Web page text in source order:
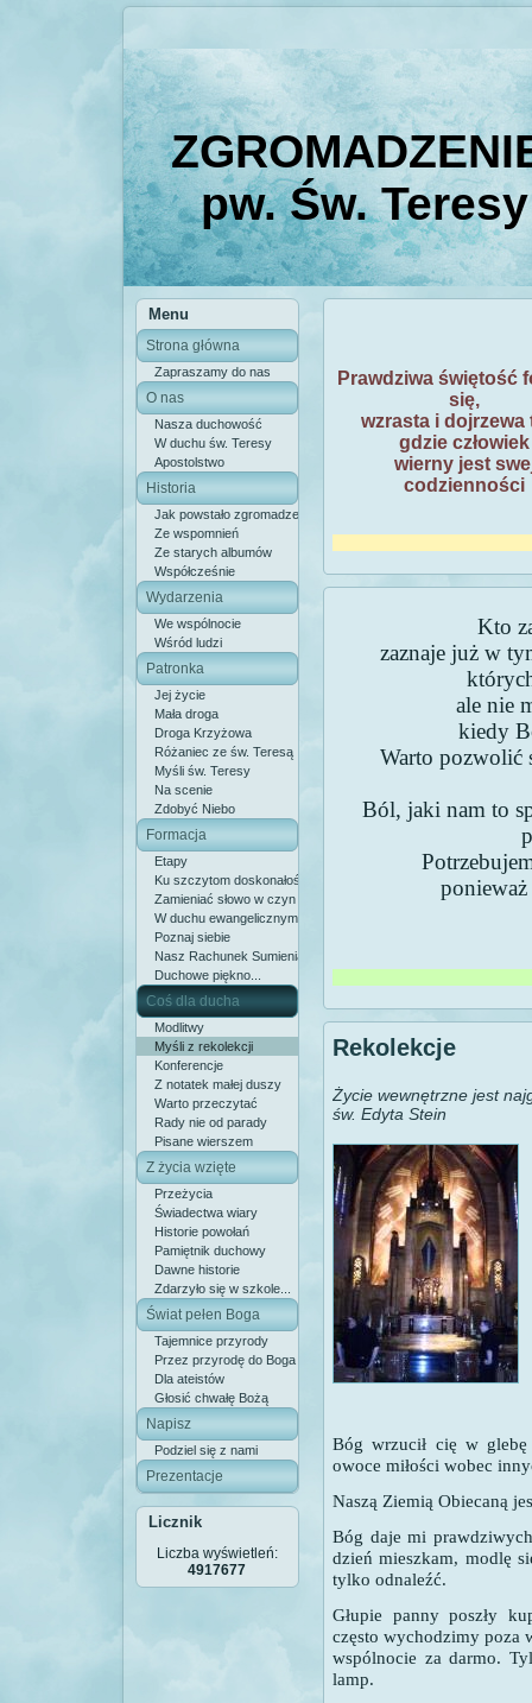
pw. Św.
Menu
Strona główna
Zapraszamy do nas
O nas
Nasza duchowość
W duchu św. Teresy
Apostolstwo
Historia
Jak powstało zgromadzenie
Ze wspomnień
Ze starych albumów
Współcześnie
Wydarzenia
We wspólnocie
Wśród ludzi
Patronka
Jej życie
Mała droga
Droga Krzyżowa
Różaniec ze św. Teresą
Myśli św. Teresy
Na scenie
Zdobyć Niebo
Formacja
Etapy
Ku szczytom doskonałości
Zamieniać słowo w czyn
W duchu ewangelicznym
Poznaj siebie
Nasz Rachunek Sumienia
Duchowe piękno...
Coś dla ducha
Modlitwy
Myśli z rekolekcji
Konferencje
Z notatek małej duszy
Warto przeczytać
Rady nie od parady
Pisane wierszem
Z życia wzięte
Przeżycia
Świadectwa wiary
Historie powołań
Pamiętnik duchowy
Dawne historie
Zdarzyło się w szkole...
Świat pełen Boga
Tajemnice przyrody
Przez przyrodę do Boga
Dla ateistów
Głosić chwałę Bożą
Napisz
Podziel się z nami
Prezentacje
Licznik
Liczba wyświetleń:
4917677
Prawdziwa świętość
się,
wzrasta i dojrzewa
gdzie człowiek
wierny jest
codzienności
Kto
zaznaje już w
ale nie
kiedy
Warto pozwolić
Ból, jaki nam to
Rekolekcje
Życie wewnętrzne jest
św. Edyta Stein
Bóg wrzucił cię w
owoce miłości wobec
Naszą Ziemią Obiecaną
Bóg daje mi
dzień mieszkam, modlę
tylko odnaleźć.
Głupie panny poszły
często wychodzimy poza
wspólnocie za darmo.
lamp.